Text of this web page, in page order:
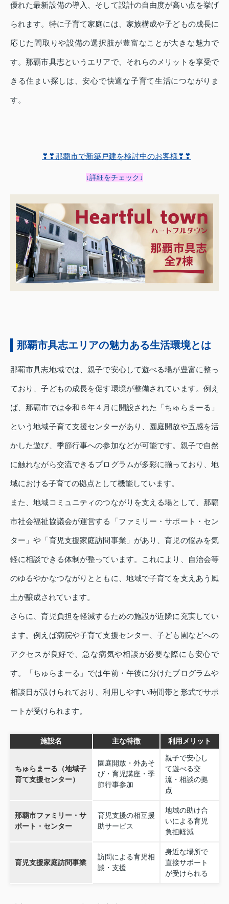
優れた最新設備の導入、そして設計の自由度が高い点を挙げ
られます。特に子育て家庭には、家族構成や子どもの成長に
応じた間取りや設備の選択肢が豊富なことが大きな魅力で
す。那覇市具志というエリアで、それらのメリットを享受で
きる住まい探しは、安心で快適な子育て生活につながりま
す。
❣❣那覇市で新築戸建を検討中のお客様❣❣
↓詳細をチェック↓
那覇市具志エリアの魅力ある生活環境とは
那覇市具志地域では、親子で安心して遊べる場が豊富に整っ
ており、子どもの成長を促す環境が整備されています。例え
ば、那覇市では令和６年４月に開設された「ちゅらまーる」
という地域子育て支援センターがあり、園庭開放や五感を活
かした遊び、季節行事への参加などが可能です。親子で自然
に触れながら交流できるプログラムが多彩に揃っており、地
域における子育ての拠点として機能しています。
また、地域コミュニティのつながりを支える場として、那覇
市社会福祉協議会が運営する「ファミリー・サポート・セン
ター」や「育児支援家庭訪問事業」があり、育児の悩みを気
軽に相談できる体制が整っています。これにより、自治会等
のゆるやかなつながりとともに、地域で子育てを支えあう風
土が醸成されています。
さらに、育児負担を軽減するための施設が近隣に充実してい
ます。例えば病院や子育て支援センター、子ども園などへの
アクセスが良好で、急な病気や相談が必要な際にも安心で
す。「ちゅらまーる」では午前・午後に分けたプログラムや
相談日が設けられており、利用しやすい時間帯と形式でサポ
ートが受けられます。
施設名 主な特徴 利用メリット
ちゅらまーる（地域子
育て支援センター）
園庭開放・外あそ
び・育児講座・季
節行事参加
親子で安心し
て遊べる交
流・相談の拠
点
那覇市ファミリー・サ
ポート・センター
育児支援の相互援
助サービス
地域の助け合
いによる育児
負担軽減
育児支援家庭訪問事業
訪問による育児相
談・支援
身近な場所で
直接サポート
が受けられる